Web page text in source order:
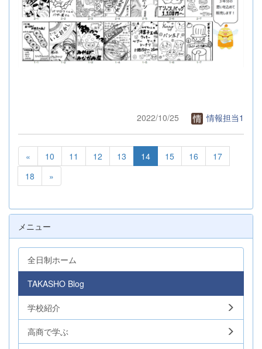
2022/10/25 情報担当1
« 10 11 12 13 14 15 16
17
18
»
メニュー
全日制ホーム
TAKASHO Blog
学校紹介
高商で学ぶ